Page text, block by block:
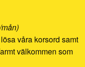
våra korsord samt
välkommen som